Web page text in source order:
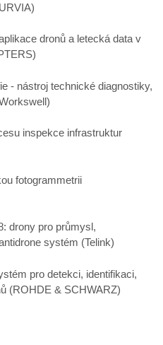
dronů a letecká data v
- nástroj technické diagnostiky,
inspekce infrastruktur
fotogrammetrii
drony pro průmysl,
systém (Telink)
pro detekci, identifikaci,
(ROHDE & SCHWARZ)